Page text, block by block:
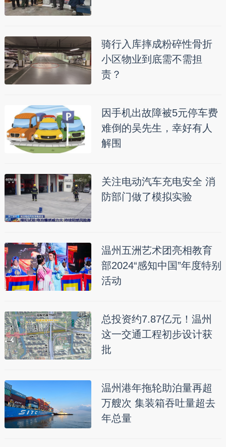
骑行入库摔成粉碎性骨折
小区物业到底需不需担
责？
因手机出故障被5元停车费
难倒的吴先生，幸好有人
解围
关注电动汽车充电安全 消
防部门做了模拟实验
温州五洲艺术团亮相教育
部2024“感知中国”年度特别
活动
总投资约7.87亿元！温州
这一交通工程初步设计获
批
温州港年拖轮助泊量再超
万艘次 集装箱吞吐量超去
年总量